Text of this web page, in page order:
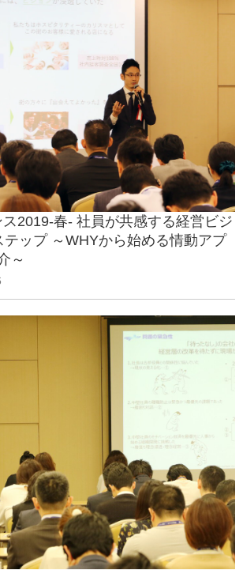
2019-春- 社員が共感する経営ビジ
テップ ～WHYから始める情動アプ
～